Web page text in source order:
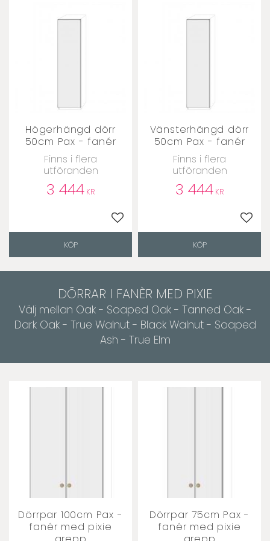
Högerhängd dörr
50cm Pax - fanér
Finns i flera
utföranden
3 444 KR
Lägg till i favoriter
KÖP
Vänsterhängd dörr
50cm Pax - fanér
Finns i flera
utföranden
3 444 KR
KÖP
DÖRRAR I FANÈR MED PIXIE
Välj mellan Oak - Soaped Oak - Tanned Oak -
Dark Oak - True Walnut - Black Walnut - Soaped
Ash - True Elm
Dörrpar 100cm Pax -
fanér med pixie
Dörrpar 75cm Pax -
fanér med pixie